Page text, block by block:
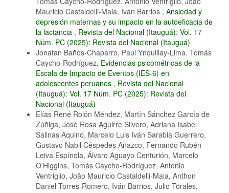
Mauricio Castaldelli-Maia, Iván Barrios , Ansiedad y
depresión maternas y su impacto en la autoeficacia de
la lactancia , Revista del Nacional (Itauguá): Vol. 17
Núm. PC (2025): Revista del Nacional (Itauguá)
Jonatan Baños-Chaparro, Paul Ynquillay-Lima, Tomás
Caycho-Rodríguez, Evidencias psicométricas de la
Escala de Impacto de Eventos (IES-6) en
adolescentes peruanos , Revista del Nacional
(Itauguá): Vol. 17 Núm. PC (2025): Revista del
Nacional (Itauguá)
Elías René Rolón Méndez, Martín Sánchez García de
Zúñiga, José Rosa Aguirre Silvero, Adriana Isabel
Salinas Aquino, Marcelo Luis Iván Sarabia Guerrero,
Gustavo Nabil Céspedes Añazco, Fernando Rubén
Leiva Espínola, Álvaro Aguayo Centurión, Marcelo
O’Higgins, Tomás Caycho-Rodríguez, Antonio
Ventriglio, João Mauricio Castaldelli-Maia, Anthon
Daniel Torres-Romero, Iván Barrios, Julio Torales,